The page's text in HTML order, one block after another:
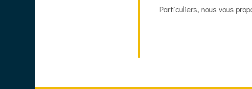
Particuliers, nous vous